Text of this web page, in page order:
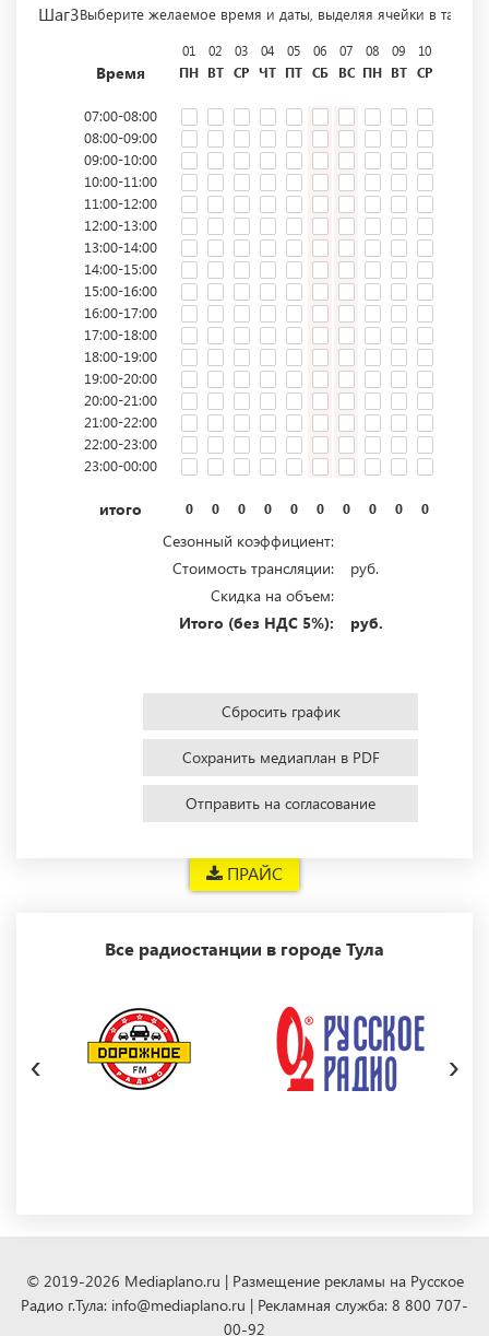
ПРАЙС
Шаг3Выберите желаемое время и даты, выделяя ячейки в
Время
01
ПН
02
ВТ
03
СР
04
ЧТ
05
ПТ
06
СБ
07
ВС
08
ПН
09
ВТ
10
СР
07:00-08:00
08:00-09:00
09:00-10:00
10:00-11:00
11:00-12:00
12:00-13:00
13:00-14:00
14:00-15:00
15:00-16:00
16:00-17:00
17:00-18:00
18:00-19:00
19:00-20:00
20:00-21:00
21:00-22:00
22:00-23:00
23:00-00:00
итого 0 0 0 0 0 0 0 0 0 0
Сезонный коэффициент:
Стоимость трансляции:
руб.
Скидка на объем:
Итого (без НДС 5%):
руб.
Сбросить график
Сохранить медиаплан в PDF
Отправить на согласование
Все радиостанции в городе Тула
‹ ›
© 2019-2026 Mediaplano.ru | Размещение рекламы на Русское
Радио г.Тула: info@mediaplano.ru | Рекламная служба: 8 800 707-
00-92